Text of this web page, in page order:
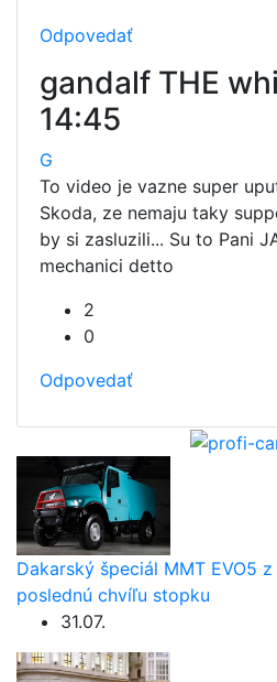
Odpovedať
gandalf THE
14:45
G
To video je vazne super
Skoda, ze nemaju taky
by si zasluzili... Su to Pani
mechanici detto
2
0
Odpovedať
Dakarský špeciál MMT EVO5
poslednú chvíľu stopku
31.07.